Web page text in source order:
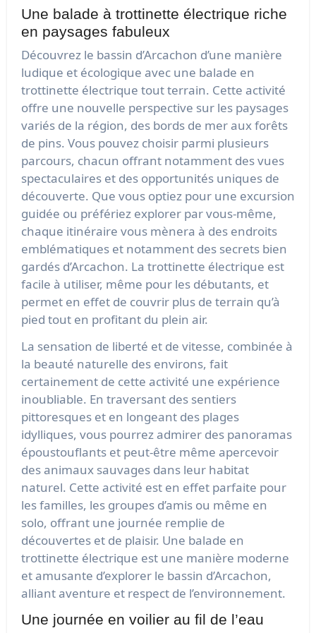
Une balade à trottinette électrique riche
en paysages fabuleux
Découvrez le bassin d’Arcachon d’une manière
ludique et écologique avec une balade en
trottinette électrique tout terrain. Cette activité
offre une nouvelle perspective sur les paysages
variés de la région, des bords de mer aux forêts
de pins. Vous pouvez choisir parmi plusieurs
parcours, chacun offrant notamment des vues
spectaculaires et des opportunités uniques de
découverte. Que vous optiez pour une excursion
guidée ou préfériez explorer par vous-même,
chaque itinéraire vous mènera à des endroits
emblématiques et notamment des secrets bien
gardés d’Arcachon. La trottinette électrique est
facile à utiliser, même pour les débutants, et
permet en effet de couvrir plus de terrain qu’à
pied tout en profitant du plein air.
La sensation de liberté et de vitesse, combinée à
la beauté naturelle des environs, fait
certainement de cette activité une expérience
inoubliable. En traversant des sentiers
pittoresques et en longeant des plages
idylliques, vous pourrez admirer des panoramas
époustouflants et peut-être même apercevoir
des animaux sauvages dans leur habitat
naturel. Cette activité est en effet parfaite pour
les familles, les groupes d’amis ou même en
solo, offrant une journée remplie de
découvertes et de plaisir. Une balade en
trottinette électrique est une manière moderne
et amusante d’explorer le bassin d’Arcachon,
alliant aventure et respect de l’environnement.
Une journée en voilier au fil de l’eau